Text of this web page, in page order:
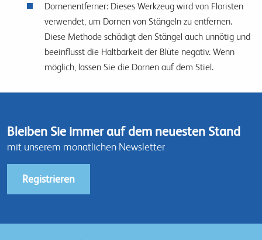
Dornenentferner: Dieses Werkzeug wird von Floristen
verwendet, um Dornen von Stängeln zu entfernen.
Diese Methode schädigt den Stängel auch unnötig und
beeinflusst die Haltbarkeit der Blüte negativ. Wenn
möglich, lassen Sie die Dornen auf dem Stiel.
Bleiben Sie immer auf dem neuesten Stand
mit unserem monatlichen Newsletter
Registrieren